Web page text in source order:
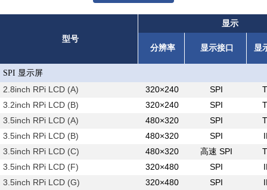
型号
显示
分辨率 显示接口 显
SPI 显示屏
2.8inch RPi LCD (A)
320×240 SPI
3.2inch RPi LCD (B)
320×240 SPI
3.5inch RPi LCD (A)
480×320 SPI
3.5inch RPi LCD (B)
480×320 SPI
3.5inch RPi LCD (C)
480×320 高速 SPI
3.5inch RPi LCD (F)
320×480 SPI
3.5inch RPi LCD (G)
320×480 SPI